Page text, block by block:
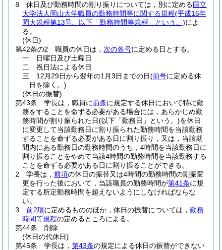
8
休日及び勤務時間の割り振りについては，別に定める国立
大学法人岡山大学職員の勤務時間等に関する規程(平成16年
岡大規程第13号。以下「勤務時間等規程」という。)によ
る。
(休日)
第42条の2
職員の休日は， 次の各号に定める日とする。
一
日曜日及び土曜日
二
祝日法による休日
三
12月29日から翌年の1月3日までの日(前号に定める休
日を除く。)
(休日の振替)
第43条
学長は，職員に前条に規定する休日において特に勤
務をすることを命ずる必要がある場合には，あらかじめ勤
務時間が割り振られた日(以下「勤務日」という。)を休日
に変更して当該勤務日に割り振られた勤務時間を当該勤務
することを命ずる必要がある日に割り振り，又は，当該期
間内にある勤務日の勤務時間のうち，4時間を当該勤務日に
割り振ることをやめて当該4時間の勤務時間を当該勤務する
ことを命ずる必要がある日に割り振ることができる。
2
学長は， 前項の休日の振替又は4時間の勤務時間の割振変
更を行った後において，当該職員の勤務時間が第41条に規
定する所定勤務時間を超えないようにしなければならな
い。
3
前2項に定めるもののほか，休日の振替については， 勤務
時間等規程の定めるところによる。
第44条
削除
(休日の代休日)
第45条
学長は， 第43条の規定による休日の振替ができない